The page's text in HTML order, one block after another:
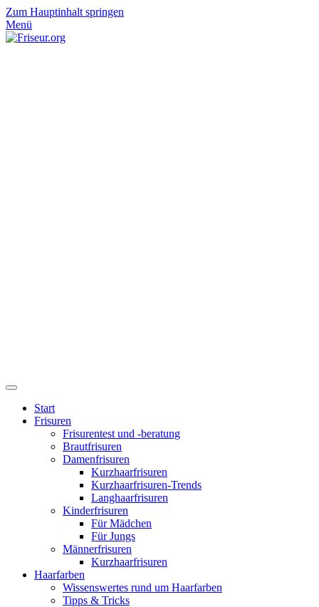
Zum Hauptinhalt springen
Menü
Start
Frisuren
Frisurentest und -beratung
Brautfrisuren
Damenfrisuren
Kurzhaarfrisuren
Kurzhaarfrisuren-Trends
Langhaarfrisuren
Kinderfrisuren
Für Mädchen
Für Jungs
Männerfrisuren
Kurzhaarfrisuren
Haarfarben
Wissenswertes rund um Haarfarben
Tipps & Tricks